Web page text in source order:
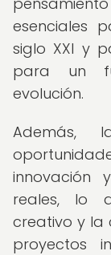
esenciales
siglo XXI y
para un
evolución.
Además,
innovación
reales, lo
creativo y la
proyectos